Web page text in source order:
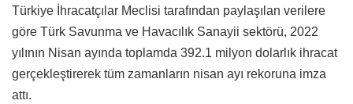
Türkiye İhracatçılar Meclisi tarafından paylaşılan verilere
göre Türk Savunma ve Havacılık Sanayii sektörü, 2022
yılının Nisan ayında toplamda 392.1 milyon dolarlık ihracat
gerçekleştirerek tüm zamanların nisan ayı rekoruna imza
attı.